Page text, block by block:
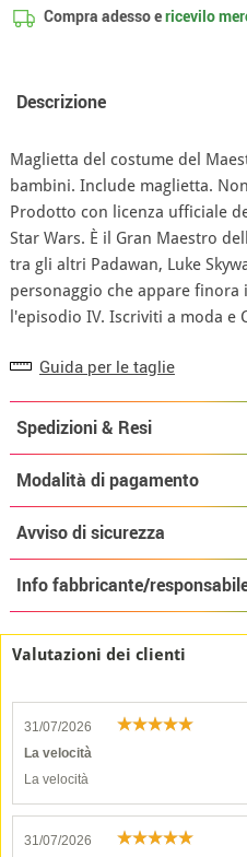
Compra adesso ericevilo
Descrizione
Maglietta del costume del
bambini. Include maglietta.
Prodotto con licenza ufficiale
Star Wars. È il Gran Maestro
tra gli altri Padawan, Luke
personaggio che appare
l'episodio IV. Iscriviti a moda e
Guida per le taglie
Spedizioni & Resi
Modalità di pagamento
Avviso di sicurezza
Info fabbricante/
Valutazioni dei clienti
31/07/2026
La velocità
La velocità
31/07/2026